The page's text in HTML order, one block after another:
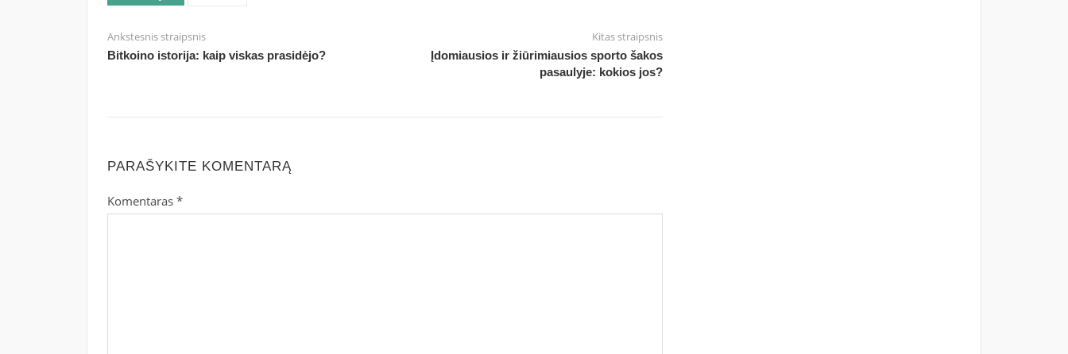
Ankstesnis straipsnis
Bitkoino istorija: kaip viskas prasidėjo?
Kitas straipsnis
Įdomiausios ir žiūrimiausios sporto šakos
pasaulyje: kokios jos?
PARAŠYKITE KOMENTARĄ
Komentaras *